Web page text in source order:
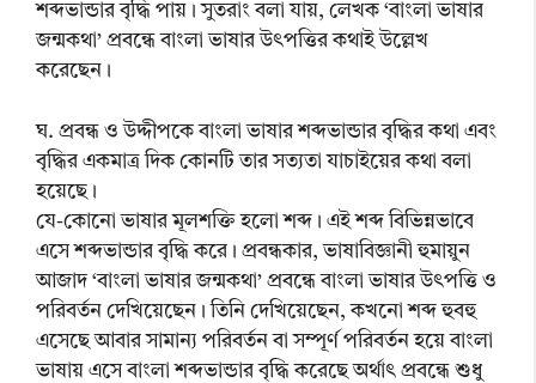
শব্দভান্ডার বৃদ্ধি পায়। সুতরাং বলা যায়, লেখক ‘বাংলা ভাষার
জন্মকথা’ প্রবন্ধে বাংলা ভাষার উৎপত্তির কথাই উল্লেখ
করেছেন।
ঘ. প্রবন্ধ ও উদ্দীপকে বাংলা ভাষার শব্দভান্ডার বৃদ্ধির কথা এবং
বৃদ্ধির একমাত্র দিক কোনটি তার সত্যতা যাচাইয়ের কথা বলা
হয়েছে।
যে-কোনো ভাষার মূলশক্তি হলো শব্দ। এই শব্দ বিভিন্নভাবে
এসে শব্দভান্ডার বৃদ্ধি করে। প্রবন্ধকার, ভাষাবিজ্ঞানী হুমায়ুন
আজাদ ‘বাংলা ভাষার জন্মকথা’ প্রবন্ধে বাংলা ভাষার উৎপত্তি ও
পরিবর্তন দেখিয়েছেন। তিনি দেখিয়েছেন, কখনো শব্দ হুবহু
এসেছে আবার সামান্য পরিবর্তন বা সম্পূর্ণ পরিবর্তন হয়ে বাংলা
ভাষায় এসে বাংলা শব্দভান্ডার বৃদ্ধি করেছে অর্থাৎ প্রবন্ধে শুধু